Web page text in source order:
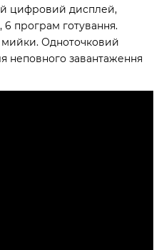
цифровий дисплей,
6 програм готування.
мийки. Одноточковий
неповного завантаження